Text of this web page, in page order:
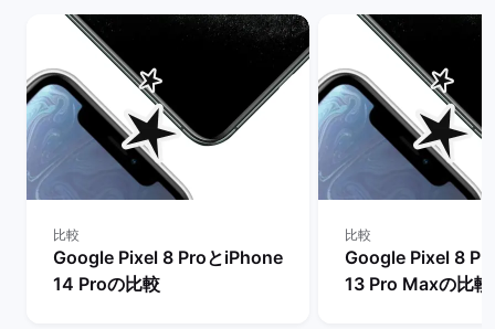
比較
Google Pixel 8 ProとiPhone
14 Proの比較
比較
Google Pixel 8
13 Pro Maxの比較